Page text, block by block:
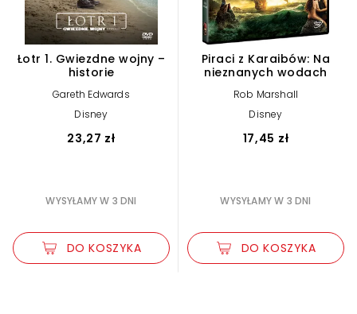
Łotr 1. Gwiezdne wojny –
historie
Gareth Edwards
Disney
23,27 zł
WYSYŁAMY W 3 DNI
DO KOSZYKA
Piraci z Karaibów: Na
nieznanych wodach
Rob Marshall
Disney
17,45 zł
WYSYŁAMY W 3 DNI
DO KOSZYKA